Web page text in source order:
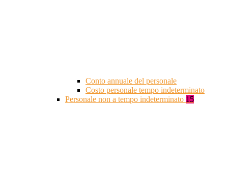
Conto annuale del personale
Costo personale tempo indeterminato
Personale non a tempo indeterminato 15